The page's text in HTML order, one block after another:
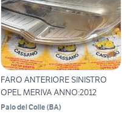
FARO ANTERIORE SINISTRO
OPEL MERIVA ANNO:2012
Palo del Colle(BA)